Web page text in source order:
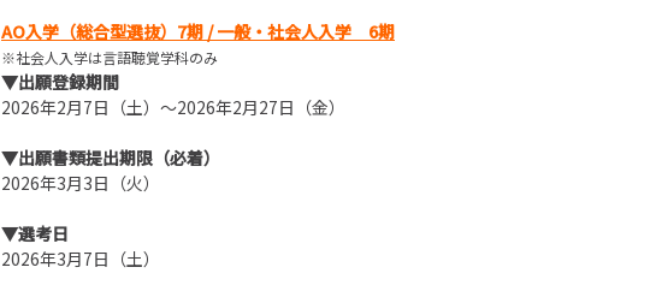
AO入学（総合型選抜）7期 /一般・社会人入学 6期
※社会人入学は言語聴覚学科のみ
▼出願登録期間
2026年2月7日（土）～2026年2月27日（金）
▼出願書類提出期限（必着）
2026年3月3日（火）
▼選考日
2026年3月7日（土）